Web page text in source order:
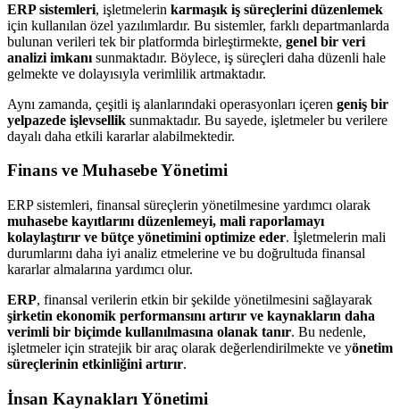
ERP sistemleri, işletmelerin karmaşık iş süreçlerini düzenlemek
için kullanılan özel yazılımlardır. Bu sistemler, farklı departmanlarda
bulunan verileri tek bir platformda birleştirmekte, genel bir veri
analizi imkanı sunmaktadır. Böylece, iş süreçleri daha düzenli hale
gelmekte ve dolayısıyla verimlilik artmaktadır.
Aynı zamanda, çeşitli iş alanlarındaki operasyonları içeren geniş bir
yelpazede işlevsellik sunmaktadır. Bu sayede, işletmeler bu verilere
dayalı daha etkili kararlar alabilmektedir.
Finans ve Muhasebe Yönetimi
ERP sistemleri, finansal süreçlerin yönetilmesine yardımcı olarak
muhasebe kayıtlarını düzenlemeyi, mali raporlamayı
kolaylaştırır ve bütçe yönetimini optimize eder. İşletmelerin mali
durumlarını daha iyi analiz etmelerine ve bu doğrultuda finansal
kararlar almalarına yardımcı olur.
ERP, finansal verilerin etkin bir şekilde yönetilmesini sağlayarak
şirketin ekonomik performansını artırır ve kaynakların daha
verimli bir biçimde kullanılmasına olanak tanır. Bu nedenle,
işletmeler için stratejik bir araç olarak değerlendirilmekte ve yönetim
süreçlerinin etkinliğini artırır.
İnsan Kaynakları Yönetimi